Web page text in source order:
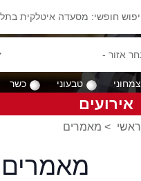
צמחוני טבעוני כשר
אירועים
ראשי > מאמרים